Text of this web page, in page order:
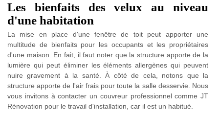
Les bienfaits des velux au niveau
d'une habitation
La mise en place d'une fenêtre de toit peut apporter une
multitude de bienfaits pour les occupants et les propriétaires
d'une maison. En fait, il faut noter que la structure apporte de la
lumière qui peut éliminer les éléments allergènes qui peuvent
nuire gravement à la santé. À côté de cela, notons que la
structure apporte de l'air frais pour toute la salle desservie. Nous
vous invitons à contacter un couvreur professionnel comme JT
Rénovation pour le travail d'installation, car il est un habitué.